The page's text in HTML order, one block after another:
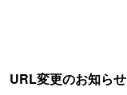
URL変更のお知らせ